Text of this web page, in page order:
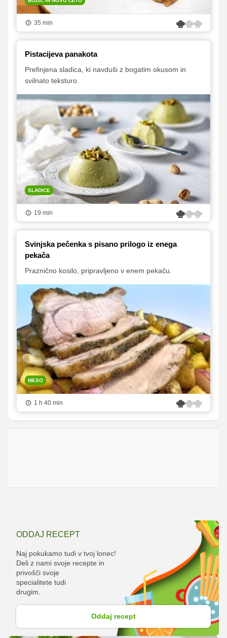
35 min
Pistacijeva panakota
Prefinjena sladica, ki navduši z bogatim okusom in
svilnato teksturo.
SLADICE
19 min
Svinjska pečenka s pisano prilogo iz enega
pekača
Praznično kosilo, pripravljeno v enem pekaču.
MESO
1 h 40 min
ODDAJ RECEPT
Naj pokukamo tudi v tvoj lonec!
Deli z nami svoje recepte in
privošči svoje
specialitete tudi
drugim.
Oddaj recept